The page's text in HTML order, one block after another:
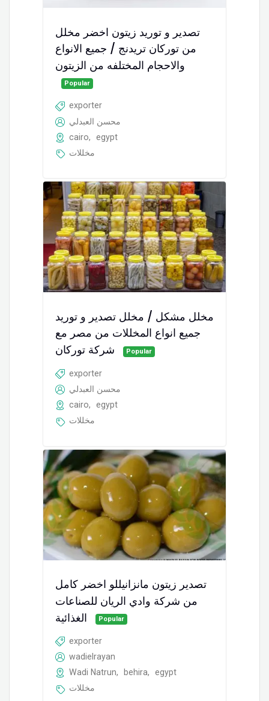
تصدير و توريد زيتون اخضر مخلل
من توركان تريدنج / جميع الانواع
والاحجام المختلفه من الزيتون
Popular
exporter
محسن العبدلي
cairo,
egypt
مخللات
مخلل مشكل / مخلل تصدير و توريد
جميع انواع المخللات من مصر مع
شركة توركان
Popular
exporter
محسن العبدلي
cairo,
egypt
مخللات
تصدير زيتون مانزانيللو اخضر كامل
من شركة وادي الريان للصناعات
الغذائية
Popular
exporter
wadielrayan
Wadi Natrun, behira,
egypt
مخللات